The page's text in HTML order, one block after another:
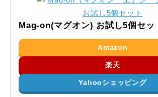
Mag-on(マグオン) お試し5個セッ
Amazon
楽天
Yahooショッピング